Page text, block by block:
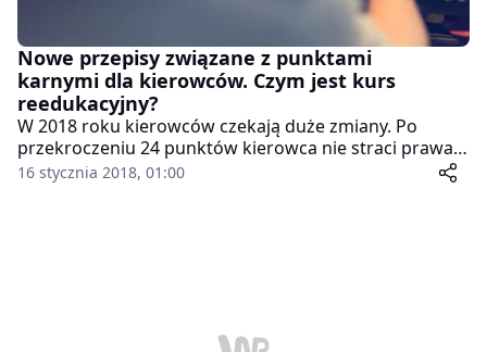
Nowe przepisy związane z punktami
karnymi dla kierowców. Czym jest kurs
reedukacyjny?
W 2018 roku kierowców czekają duże zmiany. Po
przekroczeniu 24 punktów kierowca nie straci prawa
jazdy, ale będzie musiał udać się na kurs reedukacyjny.
16 stycznia 2018, 01:00